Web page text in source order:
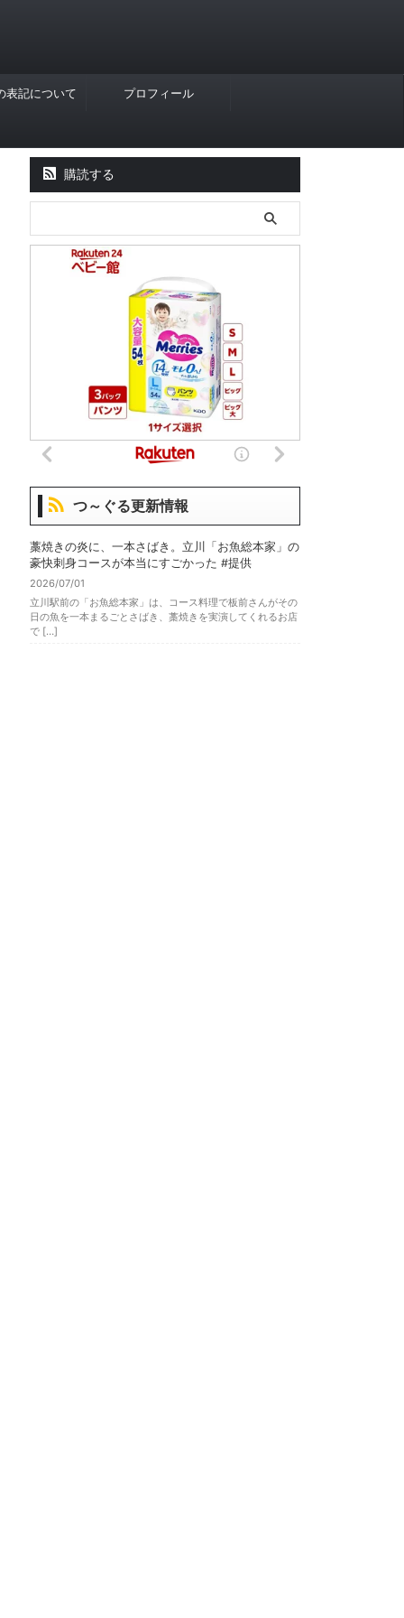
表記について プロフィール
購読する
つ～ぐる更新情報
藁焼きの炎に、一本さばき。立川「お魚総本家」の
豪快刺身コースが本当にすごかった #提供
2026/07/01
立川駅前の「お魚総本家」は、コース料理で板前さんがその
日の魚を一本まるごとさばき、藁焼きを実演してくれるお店
で […]